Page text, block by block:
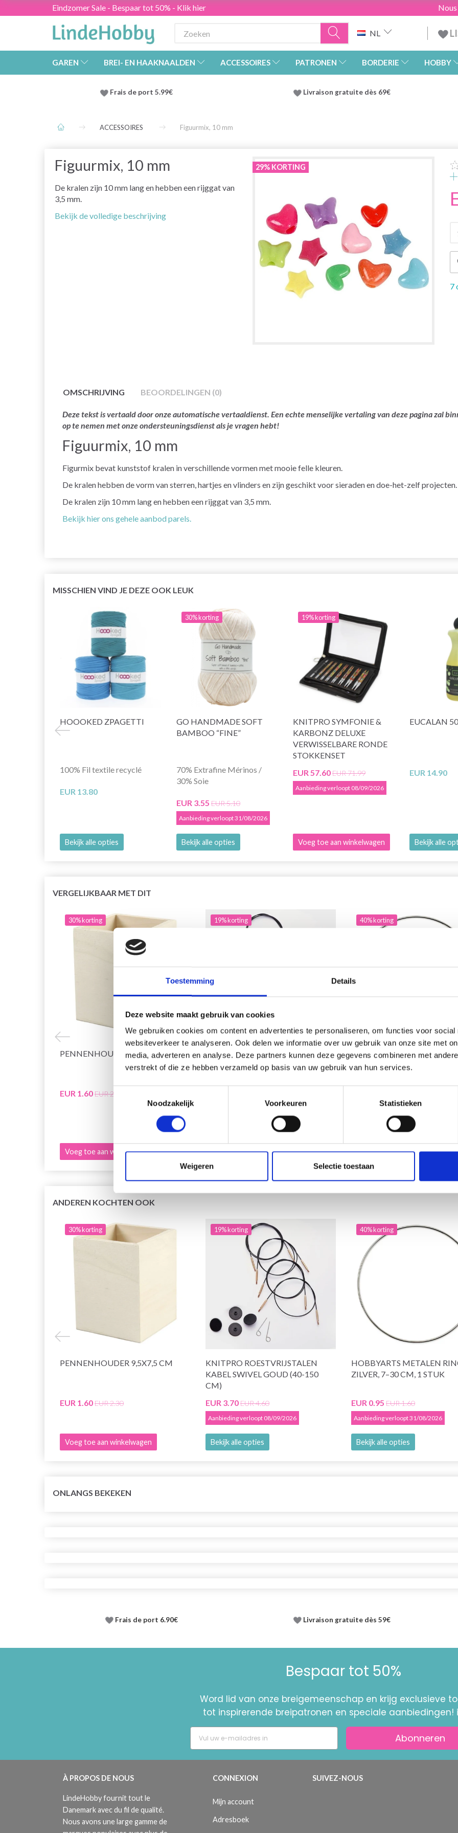
Toestemming Details
Deze website maakt gebruik van cookies
We gebruiken cookies om content en advertenties te personaliseren, om functies voor social
websiteverkeer te analyseren. Ook delen we informatie over uw gebruik van onze site met
media, adverteren en analyse. Deze partners kunnen deze gegevens combineren met
verstrekt of die ze hebben verzameld op basis van uw gebruik van hun services.
Toestemmingsselectie
Noodzakelijk
Voorkeuren Statistieken
Weigeren Selectie toestaan
Eindzomer Sale - Bespaar tot 50% - Klik hier
NL
GAREN BREI- EN HAAKNAALDEN ACCESSOIRES PATRONEN BORDERIE HOBBY
Frais de port 5.99€ Livraison gratuite dès 69€
ACCESSOIRES Figuurmix, 10 mm
Figuurmix, 10 mm
De kralen zijn 10 mm lang en hebben een rijggat van
3,5 mm.
Bekijk de volledige beschrijving
29% KORTING
7
OMSCHRIJVING BEOORDELINGEN (0)
Deze tekst is vertaald door onze automatische vertaaldienst. Een echte menselijke vertaling van deze pagina zal
op te nemen met onze ondersteuningsdienst als je vragen hebt!
Figuurmix, 10 mm
Figurmix bevat kunststof kralen in verschillende vormen met mooie felle kleuren.
De kralen hebben de vorm van sterren, hartjes en vlinders en zijn geschikt voor sieraden en doe-het-zelf projecten.
De kralen zijn 10 mm lang en hebben een rijggat van 3,5 mm.
Bekijk hier ons gehele aanbod parels.
MISSCHIEN VIND JE DEZE OOK LEUK
HOOOKED ZPAGETTI
100% Fil textile recyclé
EUR 13.80
Bekijk alle opties
30% korting
GO HANDMADE SOFT
BAMBOO “FINE”
70% Extrafine Mérinos /
30% Soie
EUR 3.55 EUR 5.10
Aanbieding verloopt 31/08/2026
Bekijk alle opties
19% korting
KNITPRO SYMFONIE &
KARBONZ DELUXE
VERWISSELBARE RONDE
STOKKENSET
EUR 57.60EUR 71.99
Aanbieding verloopt 08/09/2026
Voeg toe aan winkelwagen
EUCALAN
EUR 14.90
Bekijk alle
VERGELIJKBAAR MET DIT
30% korting
PENNENHOUDER 9,5X7,5 CM
EUR 1.60EUR 2.30
Voeg toe aan winkelwagen
19% korting
KNITPRO ROESTVRIJSTALEN
KABEL SWIVEL GOUD (40-150
Aanbieding verloopt 08/09/2026
Bekijk alle opties
40% korting
HOBBYARTS METALEN
ZILVER, 7–30 CM, 1 STUK
Aanbieding verloopt 31/08/2026
Bekijk alle opties
ANDEREN KOCHTEN OOK
30% korting
PENNENHOUDER 9,5X7,5 CM
EUR 1.60EUR 2.30
Voeg toe aan winkelwagen
19% korting
KNITPRO ROESTVRIJSTALEN
KABEL SWIVEL GOUD (40-150
CM)
EUR 3.70EUR 4.60
Aanbieding verloopt 08/09/2026
Bekijk alle opties
40% korting
HOBBYARTS METALEN
ZILVER, 7–30 CM, 1 STUK
EUR 0.95 EUR 1.60
Aanbieding verloopt 31/08/2026
Bekijk alle opties
ONLANGS BEKEKEN
Frais de port 6.90€ Livraison gratuite dès 59€
Bespaar tot 50%
Word lid van onze breigemeenschap en krijg exclusieve
tot inspirerende breipatronen en speciale aanbiedingen!
Abonneren
À PROPOS DE NOUS
LindeHobby fournit tout le
Danemark avec du fil de qualité.
Nous avons une large gamme de
CONNEXION
Mijn account
Adresboek
SUIVEZ-NOUS